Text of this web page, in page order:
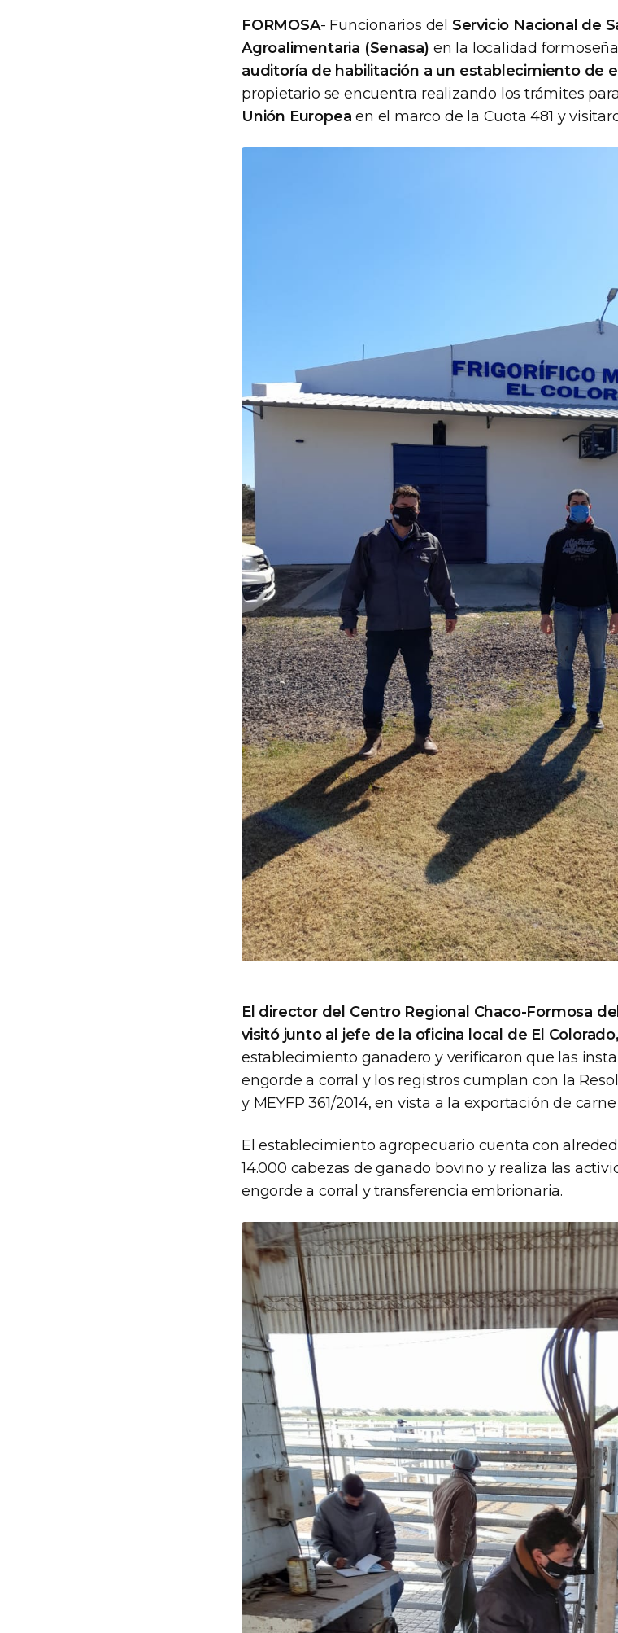
FORMOSA- Funcionarios del Servicio Nacional de
Agroalimentaria (Senasa) en la localidad
auditoría de habilitación a un establecimiento de
propietario se encuentra realizando los trámites
Unión Europea en el marco de la Cuota 481 y
El director del Centro Regional Chaco-Formosa
visitó junto al jefe de la oficina local de El
establecimiento ganadero y verificaron que las
engorde a corral y los registros cumplan con la
y MEYFP 361/2014, en vista a la exportación de
El establecimiento agropecuario cuenta con
14.000 cabezas de ganado bovino y realiza las
engorde a corral y transferencia embrionaria.